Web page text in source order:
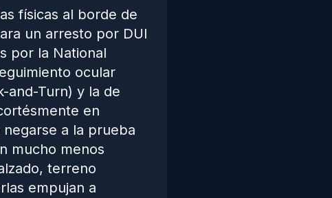
físicas al borde de
un arresto por DUI
por la National
ocular
and-Turn) y la de
en
a la prueba
mucho menos
terreno
empujan a